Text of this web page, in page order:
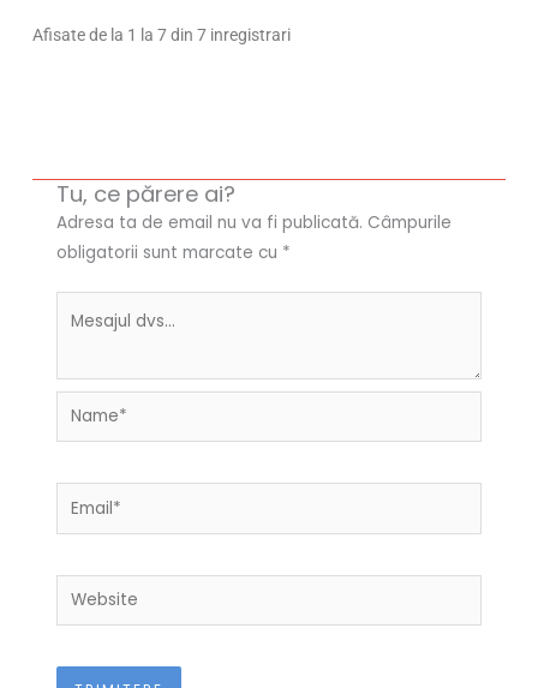
Afisate de la 1 la 7 din 7 inregistrari
Tu, ce părere ai?
Adresa ta de email nu va fi publicată. Câmpurile
obligatorii sunt marcate cu *
Name*
Email*
Website